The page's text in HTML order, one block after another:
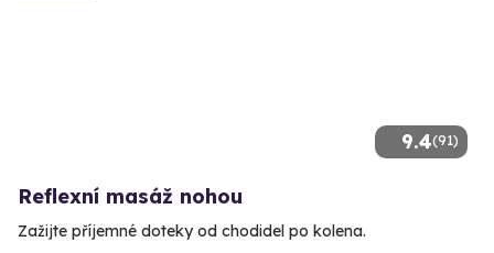
9.4(91)
Reflexní masáž nohou
Zažijte příjemné doteky od chodidel po kolena.